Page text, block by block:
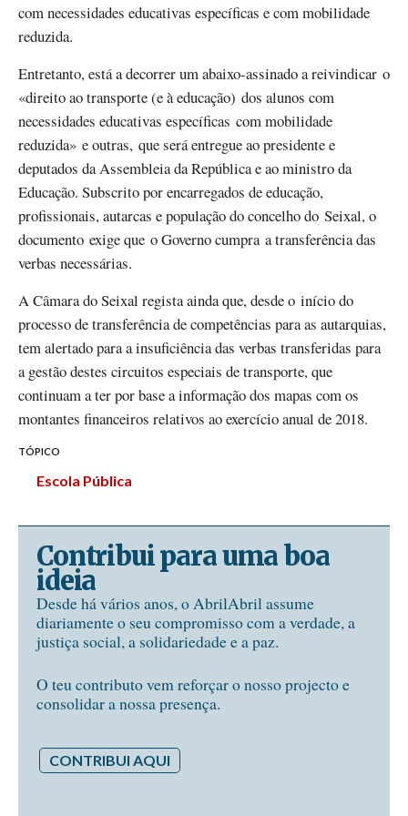
com necessidades educativas específicas e com mobilidade
reduzida.
Entretanto, está a decorrer um abaixo-assinado a reivindicar o
«direito ao transporte (e à educação) dos alunos com
necessidades educativas específicas com mobilidade
reduzida» e outras, que será entregue ao presidente e
deputados da Assembleia da República e ao ministro da
Educação. Subscrito por encarregados de educação,
profissionais, autarcas e população do concelho do Seixal, o
documento exige que o Governo cumpra a transferência das
verbas necessárias.
A Câmara do Seixal regista ainda que, desde o início do
processo de transferência de competências para as autarquias,
tem alertado para a insuficiência das verbas transferidas para
a gestão destes circuitos especiais de transporte, que
continuam a ter por base a informação dos mapas com os
montantes financeiros relativos ao exercício anual de 2018.
TÓPICO
Escola Pública
Contribui para uma boa
ideia
Desde há vários anos, o AbrilAbril assume
diariamente o seu compromisso com a verdade, a
justiça social, a solidariedade e a paz.
O teu contributo vem reforçar o nosso projecto e
consolidar a nossa presença.
CONTRIBUI AQUI